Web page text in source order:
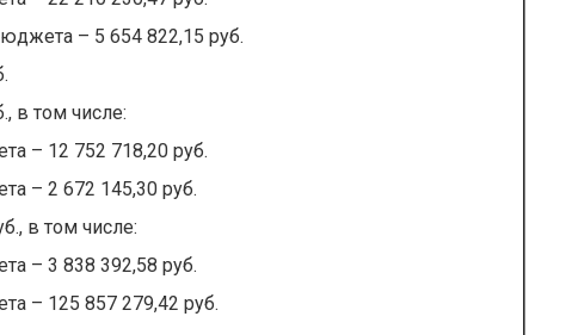
– 5 654 822,15 руб.
в том числе:
– 12 752 718,20 руб.
– 2 672 145,30 руб.
в том числе:
– 3 838 392,58 руб.
– 125 857 279,42 руб.